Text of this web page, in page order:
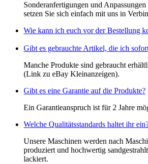
Sonderanfertigungen und
setzen Sie sich einfach mit uns in
Wie kann ich euch vor der Bestellung
Gibt es gebrauchte Artikel, die ich
Manche Produkte sind gebraucht
(Link zu eBay Kleinanzeigen).
Gibt es eine Garantie auf die Produkte?
Ein Garantieanspruch ist für 2 Jahre
Welche Qualitätsstandards haltet ihr
Unsere Maschinen werden nach
produziert und hochwertig
lackiert.